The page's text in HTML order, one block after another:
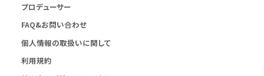
プロデューサー
FAQ&お問い合わせ
個人情報の取扱いに関して
利用規約